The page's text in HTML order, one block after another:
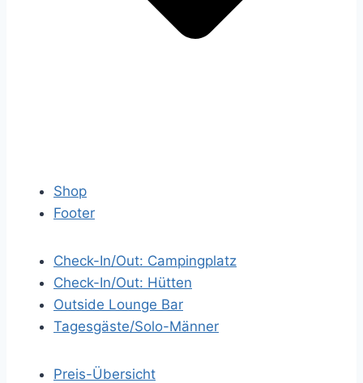
Shop
Footer
Check-In/Out: Campingplatz
Check-In/Out: Hütten
Outside Lounge Bar
Tagesgäste/Solo-Männer
Preis-Übersicht